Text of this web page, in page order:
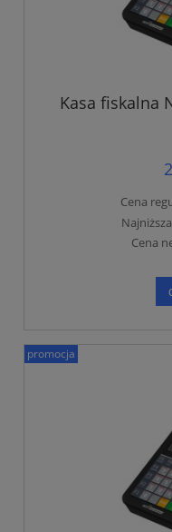
Kasa fiskalna
Cena
Cena
promocja